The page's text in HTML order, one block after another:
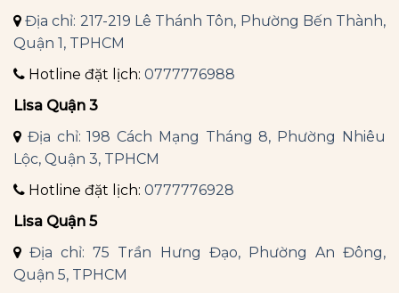
Địa chỉ: 217-219 Lê Thánh Tôn, Phường Bến Thành,
Quận 1, TPHCM
Hotline đặt lịch: 0777776988
Lisa Quận 3
Địa chỉ: 198 Cách Mạng Tháng 8, Phường Nhiêu
Lộc, Quận 3, TPHCM
Hotline đặt lịch: 0777776928
Lisa Quận 5
Địa chỉ: 75 Trần Hưng Đạo, Phường An Đông,
Quận 5, TPHCM